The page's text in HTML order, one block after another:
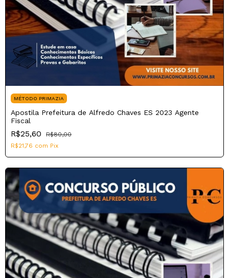
MÉTODO PRIMAZIA
Apostila Prefeitura de Alfredo Chaves ES 2023 Agente
Fiscal
R$25,60
R$80,00
R$21,76 com Pix